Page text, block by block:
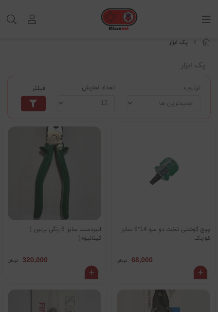
پک ابزار
پک ابزار
ترتیب تعداد نمایش فیلتر
پیچ گوشتی تخت دو سو 14*6 سایز
کوچک
68,000 تومان
انبردست سایز 8 رنگی برلین (
تیتانیوم)
320,000 تومان